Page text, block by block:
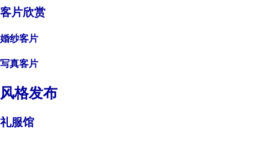
客片欣赏
婚纱客片
写真客片
风格发布
礼服馆